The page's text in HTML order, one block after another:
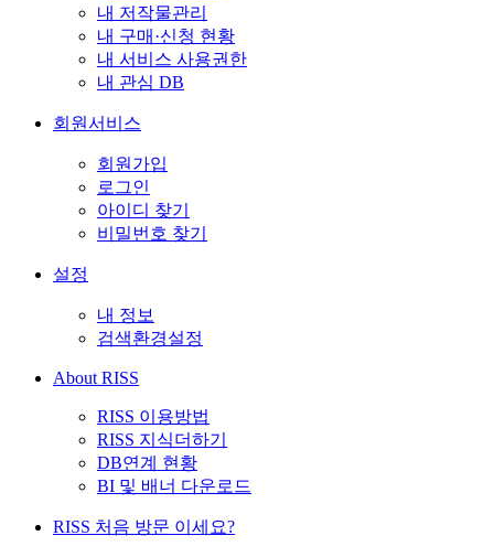
내 저작물관리
내 구매·신청 현황
내 서비스 사용권한
내 관심 DB
회원서비스
회원가입
로그인
아이디 찾기
비밀번호 찾기
설정
내 정보
검색환경설정
About RISS
RISS 이용방법
RISS 지식더하기
DB연계 현황
BI 및 배너 다운로드
RISS 처음 방문 이세요?